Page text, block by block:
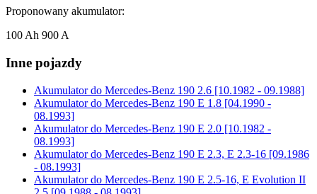
Proponowany akumulator:
100 Ah 900 A
Inne pojazdy
Akumulator do Mercedes-Benz 190 2.6 [10.1982 - 09.1988]
Akumulator do Mercedes-Benz 190 E 1.8 [04.1990 -
08.1993]
Akumulator do Mercedes-Benz 190 E 2.0 [10.1982 -
08.1993]
Akumulator do Mercedes-Benz 190 E 2.3, E 2.3-16 [09.1986
- 08.1993]
Akumulator do Mercedes-Benz 190 E 2.5-16, E Evolution II